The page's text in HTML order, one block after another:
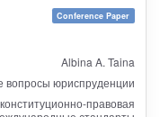
Conference Paper
Albina A. Taina
вопросы юриспруденции
правовая